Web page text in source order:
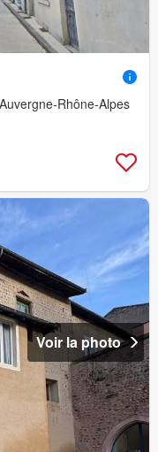
Rhône-Alpes
Voir la photo